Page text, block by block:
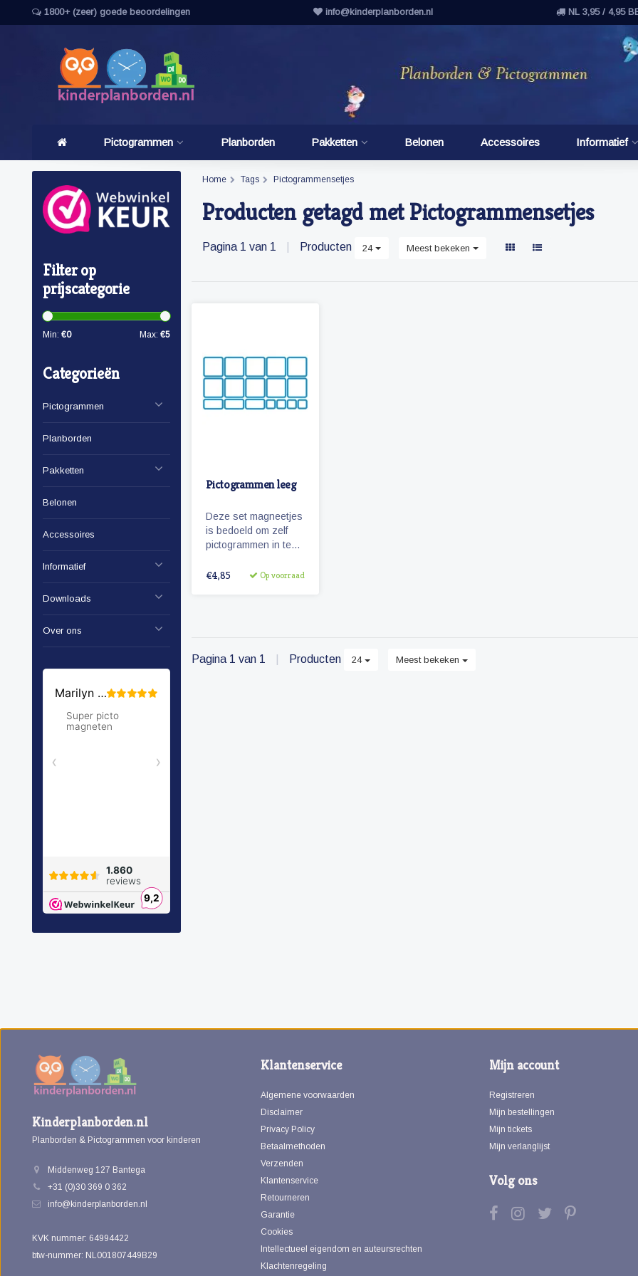
1800+ (zeer) goede beoordelingen info@kinderplanborden.nl NL 3,95 / 4,95
Pictogrammen Planborden Pakketten Belonen Accessoires Informatief
Filter op
prijscategorie
Min: €0 Max: €5
Categorieën
Pictogrammen
Planborden
Pakketten
Belonen
Accessoires
Informatief
Downloads
Over ons
Home Tags Pictogrammensetjes
Producten getagd met Pictogrammensetjes
Pagina 1 van 1 Producten 24 Meest bekeken
Pictogrammen leeg
Deze set magneetjes
is bedoeld om zelf
pictogrammen in te
magneetjes de
hebben, creëer je
€4,85 Op voorraad
Pagina 1 van 1 Producten 24 Meest bekeken
Kinderplanborden.nl
Planborden & Pictogrammen voor kinderen
Middenweg 127 Bantega
+31 (0)30 369 0 362
info@kinderplanborden.nl
KVK nummer: 64994422
btw-nummer: NL001807449B29
Klantenservice
Algemene voorwaarden
Disclaimer
Privacy Policy
Betaalmethoden
Verzenden
Klantenservice
Retourneren
Garantie
Cookies
Intellectueel eigendom en auteursrechten
Klachtenregeling
Mijn account
Registreren
Mijn bestellingen
Mijn tickets
Mijn verlanglijst
Volg ons